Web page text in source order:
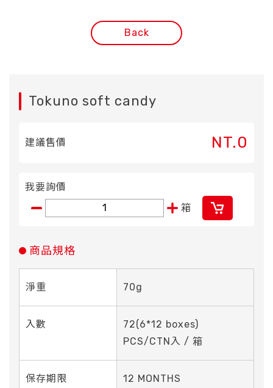
Back
Tokuno soft candy
建議售價 NT.0
我要詢價
箱
商品規格
淨重 70g
入數
72(6*12 boxes)
PCS/CTN入 / 箱
保存期限 12 MONTHS